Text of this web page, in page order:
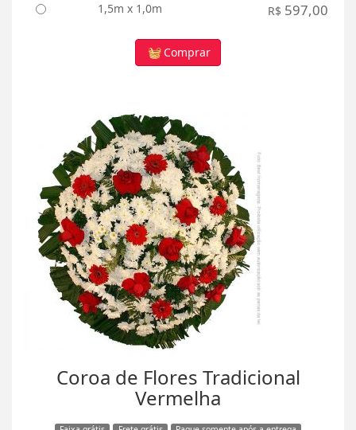
1,5m x 1,0m R$ 597,00
Comprar
Coroa de Flores Tradicional
Vermelha